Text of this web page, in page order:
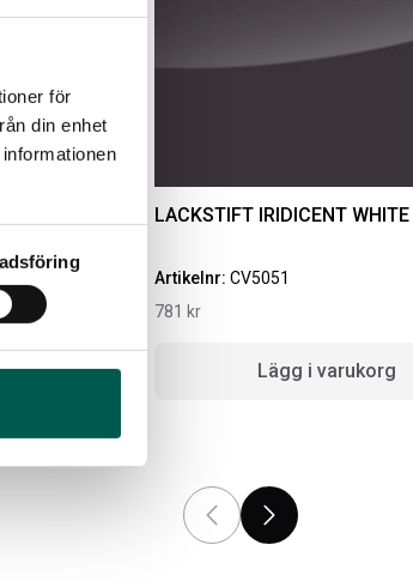
för
din enhet
ORIGINAL GUMMIMATTOR
Artikelnr:
kr
Lägg i varukorg
LACKSTIFT IRIDICENT
Artikelnr: CV5051
781 kr
Lägg i varukorg